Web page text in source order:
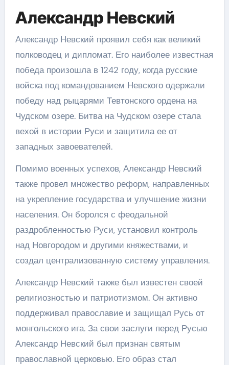
Александр Невский
Александр Невский проявил себя как великий
полководец и дипломат. Его наиболее известная
победа произошла в 1242 году, когда русские
войска под командованием Невского одержали
победу над рыцарями Тевтонского ордена на
Чудском озере. Битва на Чудском озере стала
вехой в истории Руси и защитила ее от
западных завоевателей.
Помимо военных успехов, Александр Невский
также провел множество реформ, направленных
на укрепление государства и улучшение жизни
населения. Он боролся с феодальной
раздробленностью Руси, установил контроль
над Новгородом и другими княжествами, и
создал централизованную систему управления.
Александр Невский также был известен своей
религиозностью и патриотизмом. Он активно
поддерживал православие и защищал Русь от
монгольского ига. За свои заслуги перед Русью
Александр Невский был признан святым
православной церковью. Его образ стал